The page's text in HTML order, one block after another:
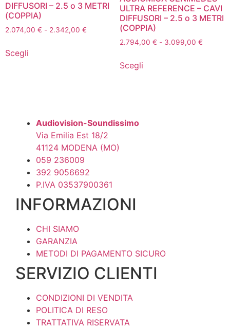
DIFFUSORI – 2.5 o 3 METRI
(COPPIA)
2.074,00 € - 2.342,00 €
2.074,00 €
Scegli
opzioni
possono
essere
scelte
nella
pagina
prodotto
ULTRA REFERENCE – CAVI
DIFFUSORI – 2.5 o 3 METRI
(COPPIA)
2.794,00 € - 3.099,00 €Fascia
Scegliprodotto
Audiovision-Soundissimo
Via Emilia Est 18/2
41124 MODENA (MO)
059 236009
392 9056692
P.IVA 03537900361
INFORMAZIONI
CHI SIAMO
GARANZIA
METODI DI PAGAMENTO SICURO
SERVIZIO CLIENTI
CONDIZIONI DI VENDITA
POLITICA DI RESO
TRATTATIVA RISERVATA